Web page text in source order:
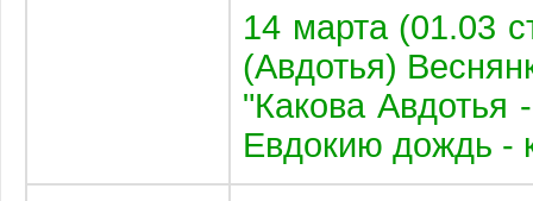
14 марта (01.03
(Авдотья)
"Какова Авдотья
Евдокию дождь -